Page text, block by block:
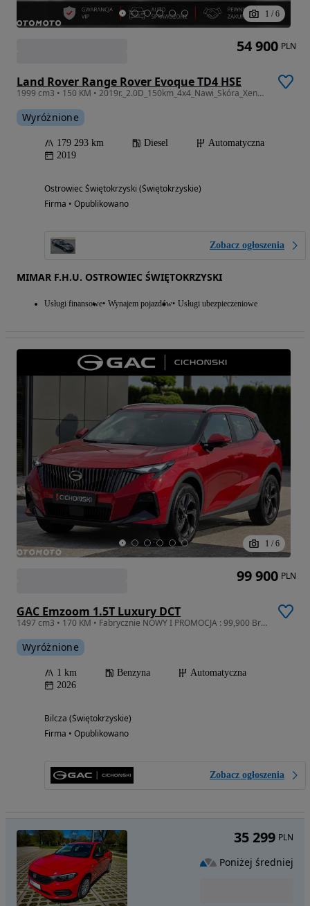
1 / 6
Land Rover Range Rover Evoque TD4 HSE
1999 cm3 • 150 KM • 2019r._2.0D_150km_4x4_Nawi_Skóra_Xenon_Gwarancja
Wyróżnione
179 293 km Diesel
Automatyczna
2019
Ostrowiec Świętokrzyski (Świętokrzyskie)
Firma • Opublikowano
Zobacz ogłoszenia
MIMAR F.H.U. OSTROWIEC ŚWIĘTOKRZYSKI
Usługi finansowe Wynajem pojazdów Usługi ubezpieczeniowe
54 900 PLN
1 / 6
GAC Emzoom 1.5T Luxury DCT
1497 cm3 • 170 KM • Fabrycznie NOWY I PROMOCJA : 99,900 Brutto I Tylko do Końca Sierpnia
Wyróżnione
1 km Benzyna
Automatyczna
2026
Bilcza (Świętokrzyskie)
Firma • Opublikowano
Zobacz ogłoszenia
99 900 PLN
35 299 PLN
Poniżej średniej